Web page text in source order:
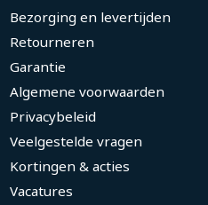
Bezorging en levertijden
Retourneren
Garantie
Algemene voorwaarden
Privacybeleid
Veelgestelde vragen
Kortingen & acties
Vacatures